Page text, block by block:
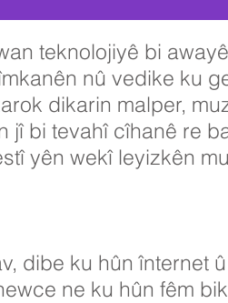
teknolojiyê bi
nû vedike ku
dikarin malper,
jî bi tevahî cîhanê re
yên wekî leyizkên
dibe ku hûn înternet
ne ku hûn fêm